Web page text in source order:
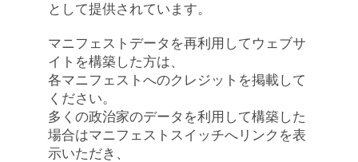
として提供されています。
マニフェストデータを再利用してウェブサ
イトを構築した方は、
各マニフェストへのクレジットを掲載して
ください。
多くの政治家のデータを利用して構築した
場合はマニフェストスイッチへリンクを表
示いただき、